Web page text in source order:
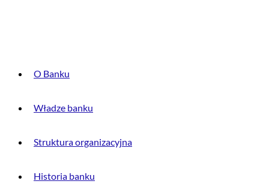
O Banku
Władze banku
Struktura organizacyjna
Historia banku